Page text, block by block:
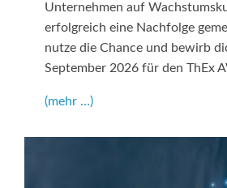
Unternehmen auf
erfolgreich eine Nachfolge
nutze die Chance und bewirb
September 2026 für den ThEx
(mehr …)